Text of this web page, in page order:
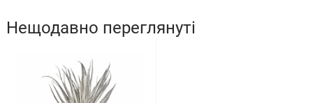
Нещодавно переглянуті